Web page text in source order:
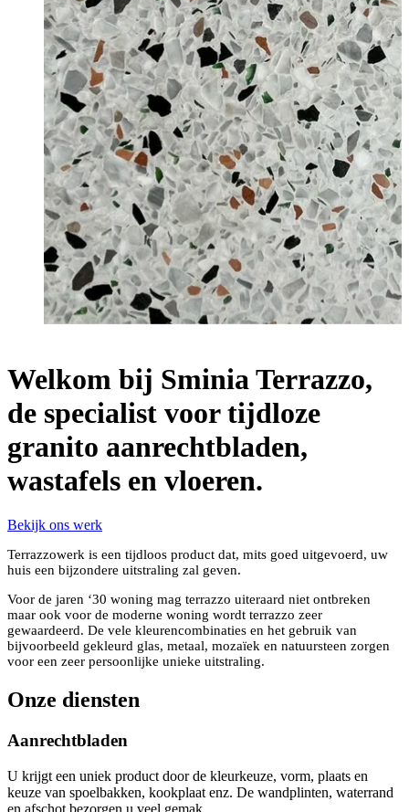
Welkom bij Sminia Terrazzo,
de specialist voor tijdloze
granito aanrechtbladen,
wastafels en vloeren.
Bekijk ons werk
Terrazzowerk is een tijdloos product dat, mits goed uitgevoerd, uw
huis een bijzondere uitstraling zal geven.
Voor de jaren ‘30 woning mag terrazzo uiteraard niet ontbreken
maar ook voor de moderne woning wordt terrazzo zeer
gewaardeerd. De vele kleurencombinaties en het gebruik van
bijvoorbeeld gekleurd glas, metaal, mozaïek en natuursteen zorgen
voor een zeer persoonlijke unieke uitstraling.
Onze diensten
Aanrechtbladen
U krijgt een uniek product door de kleurkeuze, vorm, plaats en
keuze van spoelbakken, kookplaat enz. De wandplinten, waterrand
en afschot bezorgen u veel gemak.